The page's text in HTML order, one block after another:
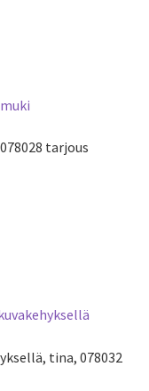
tarjous
tina, 078032